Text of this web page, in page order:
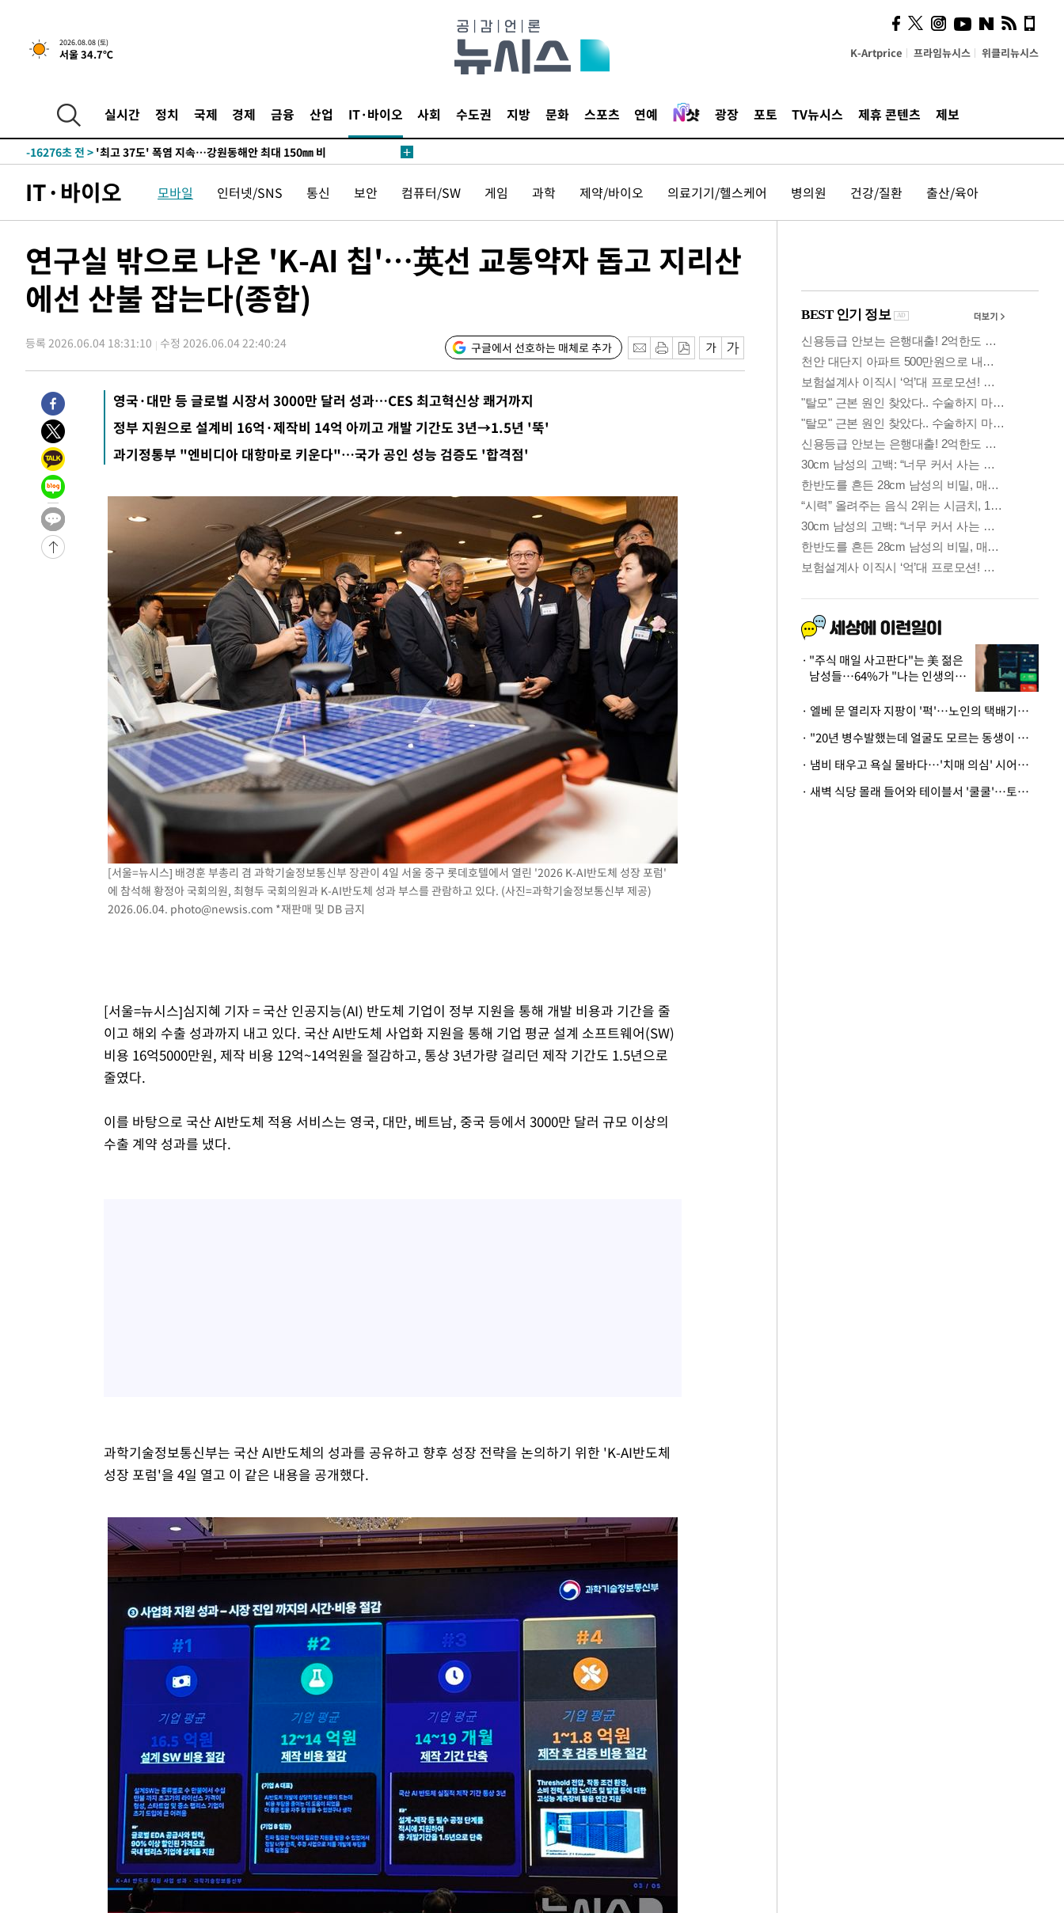
2026.08.08 (토)
서울 34.7℃ K-Artprice 프라임뉴시스 위클리뉴시스
실시간 정치 국제 경제 금융 산업 IT·바이오 사회 수도권 지방 문화 스포츠 연예 광장 포토 TV뉴시스 제휴 콘텐츠 제보
-9422초 전 >[속보]뉴욕증시 상승 마감…S&P 0.6% 나스닥 1.3%↑
-27655초 전 >
[속보]'압수수색·성접대 논란' 축구협회 "실망과 걱정 안겨드려 죄
-16276초 전 >'최고 37도' 폭염 지속…강원동해안 최대 150㎜ 비
-9402초 전 > [속보]뉴욕증시 상승 마감…S&P 0.6% 나스닥 1.3%↑
-32140초 전 >
극한폭염 한풀 꺾이지만…'낮 최고 35도' 무더위, 열대야 계속[다음
주 날씨]
-29158초 전 >축구협회 "압수수색·성접대 논란 사과…쇄신의 기회로 삼겠다"
-27675초 전 >[속보]'압수수색·성접대 논란' 축구협회 "실망과 걱정 안겨드려 죄
-16296초 전 > '최고 37도' 폭염 지속…강원동해안 최대 150㎜ 비
-9422초 전 >[속보]뉴욕증시 상승 마감…S&P 0.6% 나스닥 1.3%↑
IT·바이오 모바일 인터넷/SNS 통신 보안 컴퓨터/SW 게임 과학 제약/바이오 의료기기/헬스케어 병의원 건강/질환 출산/육아
연구실 밖으로 나온 'K-AI 칩'…英선 교통약자 돕고 지리산
에선 산불 잡는다(종합)
등록 2026.06.04 18:31:10 수정 2026.06.04 22:40:24 구글에서 선호하는 매체로 추가
영국·대만 등 글로벌 시장서 3000만 달러 성과…CES 최고혁신상 쾌거까지
정부 지원으로 설계비 16억·제작비 14억 아끼고 개발 기간도 3년→1.5년 '뚝'
과기정통부 "엔비디아 대항마로 키운다"…국가 공인 성능 검증도 '합격점'
[서울=뉴시스] 배경훈 부총리 겸 과학기술정보통신부 장관이 4일 서울 중구 롯데호텔에서 열린 '2026 K-AI반도체 성장 포럼'
에 참석해 황정아 국회의원, 최형두 국회의원과 K-AI반도체 성과 부스를 관람하고 있다. (사진=과학기술정보통신부 제공)
2026.06.04. photo@newsis.com *재판매 및 DB 금지
[서울=뉴시스]심지혜 기자 = 국산 인공지능(AI) 반도체 기업이 정부 지원을 통해 개발 비용과 기간을 줄
이고 해외 수출 성과까지 내고 있다. 국산 AI반도체 사업화 지원을 통해 기업 평균 설계 소프트웨어(SW)
비용 16억5000만원, 제작 비용 12억~14억원을 절감하고, 통상 3년가량 걸리던 제작 기간도 1.5년으로
줄였다.
이를 바탕으로 국산 AI반도체 적용 서비스는 영국, 대만, 베트남, 중국 등에서 3000만 달러 규모 이상의
수출 계약 성과를 냈다.
과학기술정보통신부는 국산 AI반도체의 성과를 공유하고 향후 성장 전략을 논의하기 위한 'K-AI반도체
성장 포럼'을 4일 열고 이 같은 내용을 공개했다.
시, 스마트폰 액세서리에
NFC 더했다
"주식 매일 사고판다"는 美 젊은
남성들…64%가 "나는 인생의
· 엘베 문 열리자 지팡이 '퍽'…노인의 택배기사 폭행 이유
· "20년 병수발했는데 얼굴도 모르는 동생이 유산 절반을"…배다른 형제 상속권 있을까
· 냄비 태우고 욕실 물바다…'치매 의심' 시어머니 검사 권유했다가 '날벼락'
· 새벽 식당 몰래 들어와 테이블서 '쿨쿨'…토사물 남기고 사라진 남성